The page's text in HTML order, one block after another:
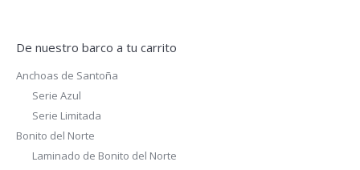
De nuestro barco a tu carrito
Anchoas de Santoña
Serie Azul
Serie Limitada
Bonito del Norte
Laminado de Bonito del Norte